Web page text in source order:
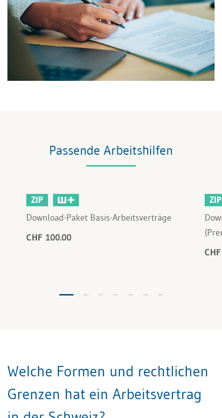
Passende Arbeitshilfen
ZIP
Download-Paket Basis-Arbeitsverträge
CHF 100.00
ZIP
Welche Formen und rechtlichen
Grenzen hat ein Arbeitsvertrag